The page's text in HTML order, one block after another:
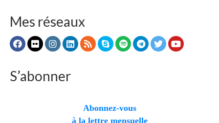
Mes réseaux
S’abonner
Abonnez-vous
à la lettre mensuelle